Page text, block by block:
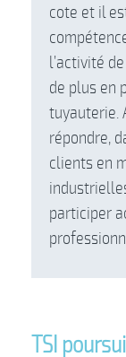
cote et il
l’activité
de plus en
tuyauterie.
répondre,
clients en
participer
TSI